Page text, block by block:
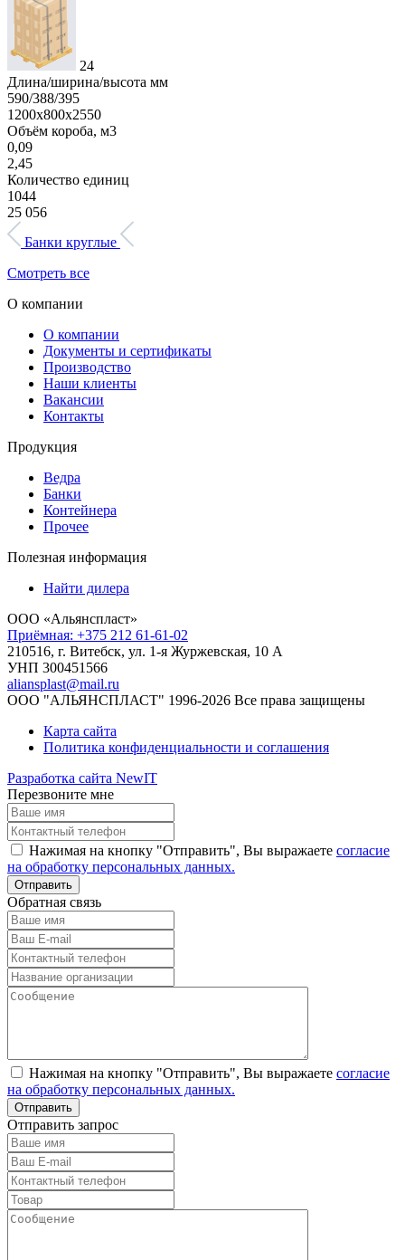
24
Длина/ширина/высота мм
590/388/395
1200х800х2550
Объём короба, м3
0,09
2,45
Количество единиц
1044
25 056
Банки круглые
Смотреть все
О компании
О компании
Документы и сертификаты
Производство
Наши клиенты
Вакансии
Контакты
Продукция
Ведра
Банки
Контейнера
Прочее
Полезная информация
Найти дилера
ООО «Альянспласт»
Приёмная: +375 212 61-61-02
210516, г. Витебск, ул. 1-я Журжевская, 10 А
УНП 300451566
aliansplast@mail.ru
ООО "АЛЬЯНСПЛАСТ" 1996-2026 Все права защищены
Карта сайта
Политика конфиденциальности и соглашения
Разработка сайта NewIT
Перезвоните мне
Нажимая на кнопку "Отправить", Вы выражаете согласие
на обработку персональных данных.
Обратная связь
Нажимая на кнопку "Отправить", Вы выражаете согласие
на обработку персональных данных.
Отправить запрос